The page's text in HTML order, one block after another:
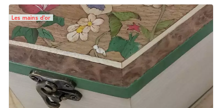
Les mains d’or